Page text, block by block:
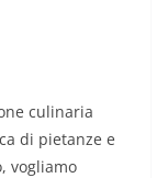
culinaria
di pietanze e
vogliamo